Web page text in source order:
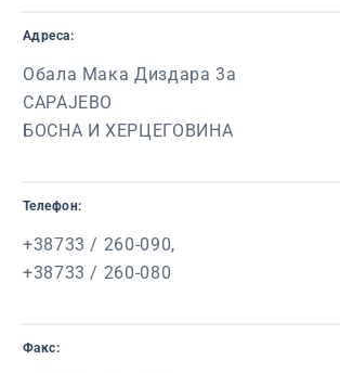
Адреса:
Обала Мака Диздара 3a
САРАЈЕВО
БОСНА И ХЕРЦЕГОВИНА
Телефон:
+38733 / 260-090,
+38733 / 260-080
Фaкс: